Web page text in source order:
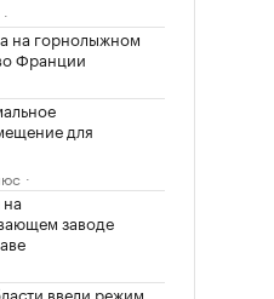
на горнолыжном
Франции
для
заводе
ввели режим